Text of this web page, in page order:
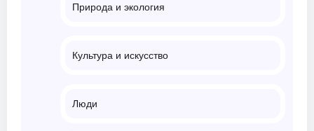
Природа и экология
Культура и искусство
Люди